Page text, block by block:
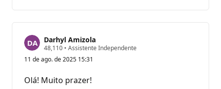
Darhyl Amizola
48,110 P
n
o
s
• Assistente Independente
11 de ago. de 2025 15:31
Olá! Muito prazer!